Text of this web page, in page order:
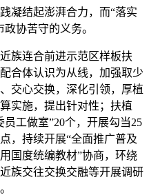
结起澎湃合力，而“落实
协苦守的义务。
连合前进示范区样板扶
合体认识为从线，加强取少
交心交换，深化引领，厚植
实施，提出针对性；扶植
工做室”20个，开展勾当25
，持续开展“全面推广普及
国度统编教材”协商，环绕
族交往交换交融等开展调研